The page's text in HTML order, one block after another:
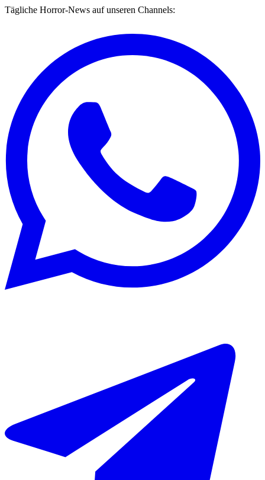
Tägliche Horror-News auf unseren Channels: